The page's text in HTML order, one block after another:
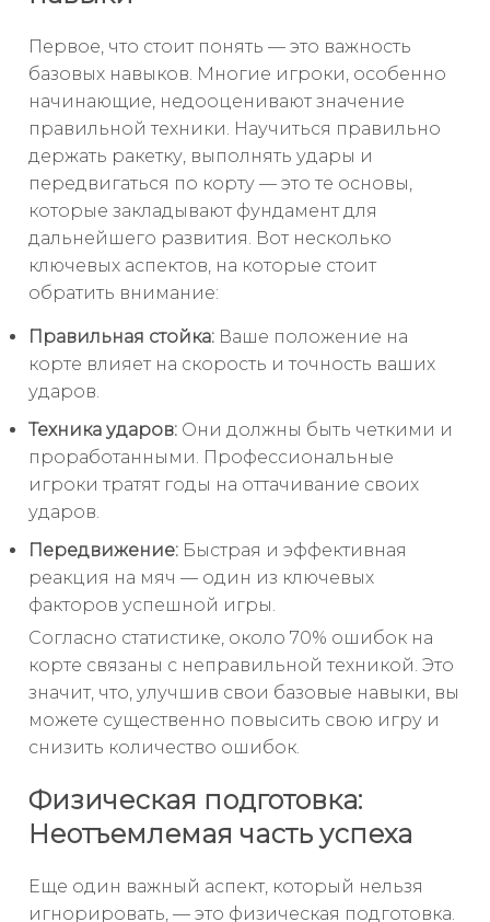
Первое, что стоит понять — это важность
базовых навыков. Многие игроки, особенно
начинающие, недооценивают значение
правильной техники. Научиться правильно
держать ракетку, выполнять удары и
передвигаться по корту — это те основы,
которые закладывают фундамент для
дальнейшего развития. Вот несколько
ключевых аспектов, на которые стоит
обратить внимание:
Правильная стойка: Ваше положение на
корте влияет на скорость и точность ваших
ударов.
Техника ударов: Они должны быть четкими и
проработанными. Профессиональные
игроки тратят годы на оттачивание своих
ударов.
Передвижение: Быстрая и эффективная
реакция на мяч — один из ключевых
факторов успешной игры.
Согласно статистике, около 70% ошибок на
корте связаны с неправильной техникой. Это
значит, что, улучшив свои базовые навыки, вы
можете существенно повысить свою игру и
снизить количество ошибок.
Физическая подготовка:
Неотъемлемая часть успеха
Еще один важный аспект, который нельзя
игнорировать, — это физическая подготовка.